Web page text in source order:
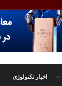
اخبار تکنولوژی